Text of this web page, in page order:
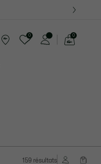
0 0
159 résultats